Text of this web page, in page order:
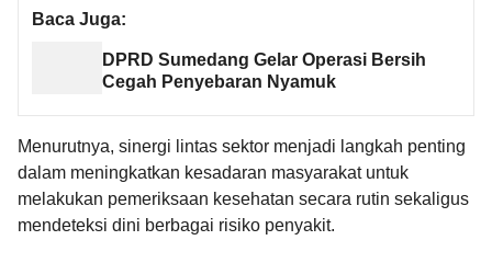
Baca Juga:
DPRD Sumedang Gelar Operasi Bersih
Cegah Penyebaran Nyamuk
Menurutnya, sinergi lintas sektor menjadi langkah penting
dalam meningkatkan kesadaran masyarakat untuk
melakukan pemeriksaan kesehatan secara rutin sekaligus
mendeteksi dini berbagai risiko penyakit.